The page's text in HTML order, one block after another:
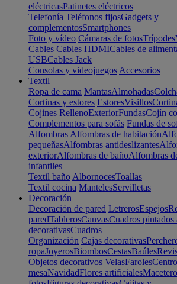
eléctricasPatinetes eléctricos
Telefonía Teléfonos fijosGadgets y
complementosSmartphones
Foto y vídeo Cámaras de fotosTrípodes
Cables Cables HDMICables de
USBCables Jack
Consolas y videojuegos Accesorios
Textil
Ropa de cama MantasAlmohadas
Cortinas y estores EstoresVisillos
Cojines RellenoExteriorFundasCojín
Complementos para sofás Fundas de
Alfombras Alfombras de habitación
pequeñasAlfombras antideslizantes
exteriorAlfombras de bañoAlfombras
infantiles
Textil baño AlbornocesToallas
Textil cocina MantelesServilletas
Decoración
Decoración de pared LetrerosEspejos
paredTablerosCanvasCuadros pintados
decorativasCuadros
Organización Cajas decorativas
ropaJoyerosBiombosCestasBaúles
Objetos decorativos VelasFaroles
mesaNavidadFlores artificiales